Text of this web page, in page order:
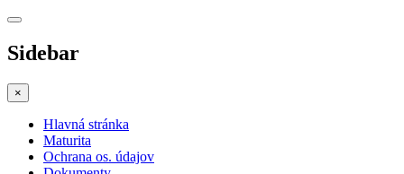
Sidebar
×
Hlavná stránka
Maturita
Ochrana os. údajov